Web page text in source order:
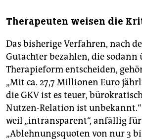
Therapeuten weisen die
Das bisherige Verfahren, nach
Gutachter bezahlen, die sodann
Therapieform entscheiden,
„Mit ca. 27,7 Millionen Euro
die GKV ist es teuer,
Nutzen-Relation ist unbekannt.“
weil „intransparent“, anfällig
„Ablehnungsquoten von nur 3